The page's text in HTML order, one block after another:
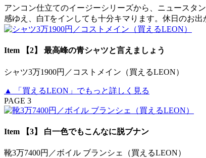
アンコン仕立てのイージーシリーズから、ニュースタ
感ゆえ、白Tをインしても十分キマります。休日のお出
Item 【2】 最高峰の青シャツと言えましょう
シャツ3万1900円／コストメイン（買えるLEON）
▲ 「買えるLEON」でもっと詳しく見る
PAGE 3
Item 【3】 白一色でもこんなに脱ブナン
靴3万7400円／ボイル ブランシェ（買えるLEON）